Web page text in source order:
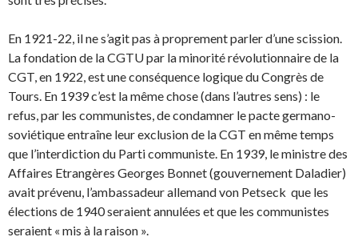
En 1921-22, il ne s’agit pas à proprement parler d’une scission.
La fondation de la CGTU par la minorité révolutionnaire de la
CGT, en 1922, est une conséquence logique du Congrès de
Tours. En 1939 c’est la même chose (dans l’autres sens) : le
refus, par les communistes, de condamner le pacte germano-
soviétique entraîne leur exclusion de la CGT en même temps
que l’interdiction du Parti communiste. En 1939, le ministre des
Affaires Etrangères Georges Bonnet (gouvernement Daladier)
avait prévenu, l’ambassadeur allemand von Petseck que les
élections de 1940 seraient annulées et que les communistes
seraient « mis à la raison ».